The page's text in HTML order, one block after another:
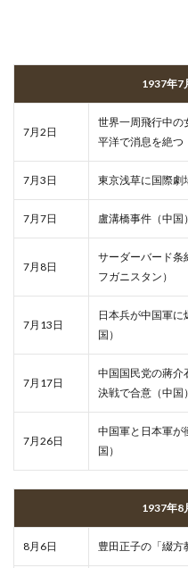
1937年7
7月2日
世界一周飛行中の
平洋で消息を絶つ
7月3日 東京浅草に国際劇
7月7日 盧溝橋事件（中国）
7月8日
サーダーバード条
フガニスタン）
7月13日
日本兵が中国軍
国）
7月17日
中国国民党の蔣介
決戦で合意（中国）
7月26日
中国軍と日本軍が
国）
1937年8
8月6日 豊田正子の「綴方